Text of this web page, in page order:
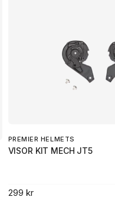
PREMIER HELMETS
VISOR KIT MECH JT5
299 kr